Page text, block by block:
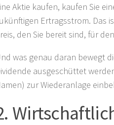
Aktie kaufen, kaufen Sie
Ertragsstrom. Das
den Sie bereit sind, für
was genau daran bewegt
ausgeschüttet
zur Wiederanlage